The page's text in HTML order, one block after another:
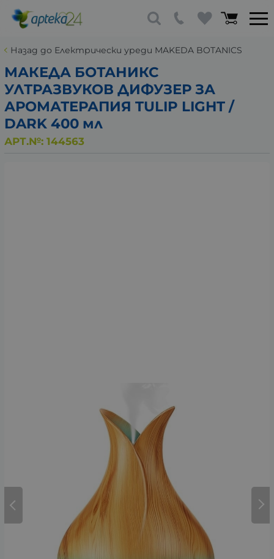
Назад до Електрически уреди MAKEDA BOTANICS
МАКЕДА БОТАНИКС
УЛТРАЗВУКОВ ДИФУЗЕР ЗА
АРОМАТЕРАПИЯ TULIP LIGHT /
DARK 400 мл
АРТ.№: 144563